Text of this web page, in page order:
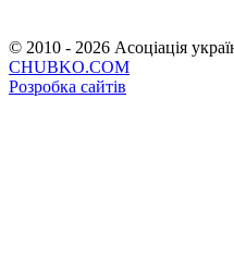
© 2010 - 2026 Асоціація
CHUBKO.COM
Розробка сайтів